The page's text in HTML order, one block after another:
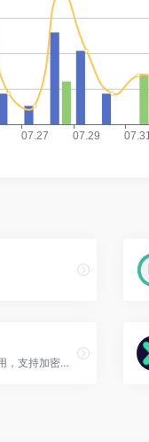
覆盖地区多，价格灵活，无法试用，支持加密货币支付